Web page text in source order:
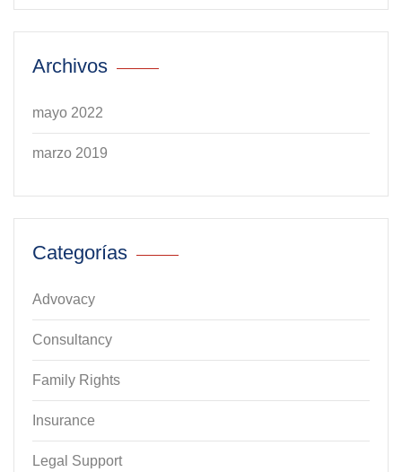
Archivos
mayo 2022
marzo 2019
Categorías
Advovacy
Consultancy
Family Rights
Insurance
Legal Support